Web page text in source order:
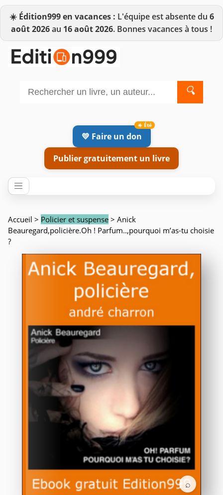
☀️ Édition999 en vacances : L'équipe est absente du 6
août 2026au 16 août 2026. Bonnes vacances à tous !
🔍
💛 Faire un don
Publier gratuitement un livre
Accueil > Policier et suspense > Anick
Beauregard,policière.Oh ! Parfum..,pourquoi m’as-tu choisie
?
⌕